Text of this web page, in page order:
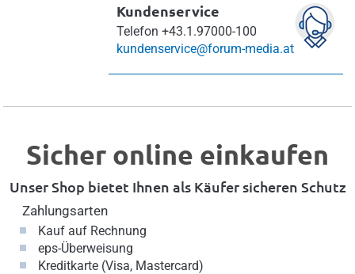
Kundenservice
Telefon +43.1.97000-100
kundenservice@forum-media.at
Sicher online einkaufen
Unser Shop bietet Ihnen als Käufer sicheren Schutz
Zahlungsarten
Kauf auf Rechnung
eps-Überweisung
Kreditkarte (Visa, Mastercard)